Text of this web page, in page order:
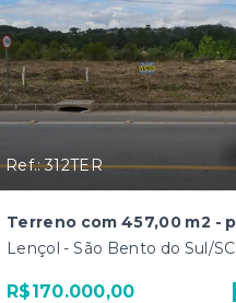
Ref.: 312TER
Lençol - São Bento do Sul/SC
R$170.000,00